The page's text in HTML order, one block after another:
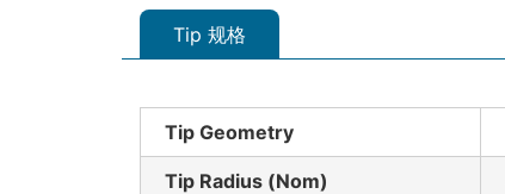
Tip 规格
Tip Geometry
Tip Radius (Nom)